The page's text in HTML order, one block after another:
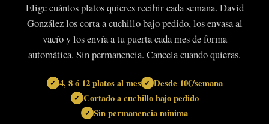
Elige cuántos platos quieres recibir cada semana. David
González los corta a cuchillo bajo pedido, los envasa al
vacío y los envía a tu puerta cada mes de forma
automática. Sin permanencia. Cancela cuando quieras.
4, 8 ó 12 platos al mes
Desde 10€/semana
Cortado a cuchillo bajo pedido
Sin permanencia mínima